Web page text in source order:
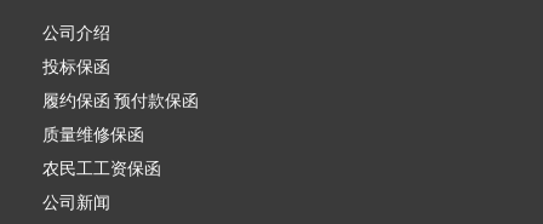
公司介绍
投标保函
履约保函 预付款保函
质量维修保函
农民工工资保函
公司新闻